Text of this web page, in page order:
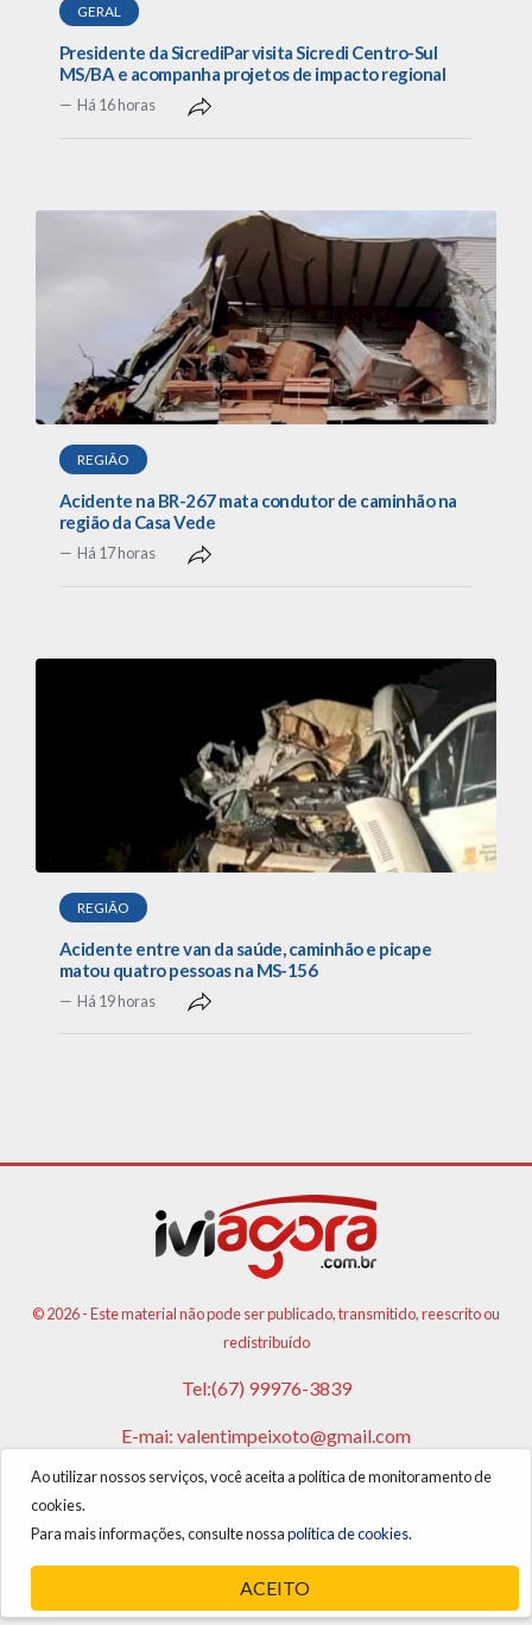
GERAL
Presidente da SicrediPar visita Sicredi Centro-Sul
MS/BA e acompanha projetos de impacto regional
Há 16 horas
REGIÃO
Acidente na BR-267 mata condutor de caminhão na
região da Casa Vede
Há 17 horas
REGIÃO
Acidente entre van da saúde, caminhão e picape
matou quatro pessoas na MS-156
Há 19 horas
Ao utilizar nossos serviços, você aceita a política de monitoramento de
cookies.
Para mais informações, consulte nossapolítica de cookies.
ACEITO
© 2026 - Este material não pode ser publicado, transmitido, reescrito ou
redistribuído
Tel:(67) 99976-3839
E-mai: valentimpeixoto@gmail.com
VPA AGENCIA DE PUBLICIDADES E NOTICIAS LTDA